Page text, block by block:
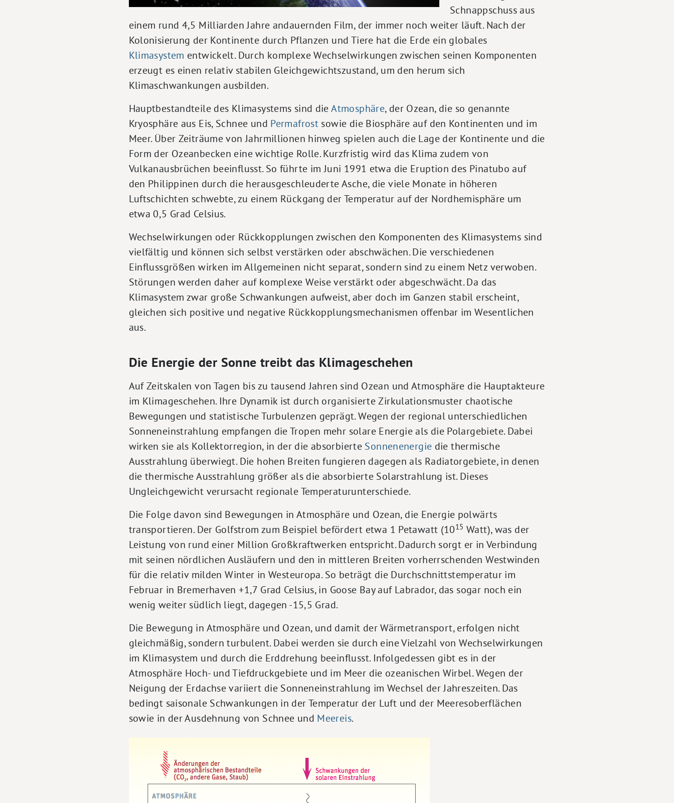
Schnappschuss aus
einem rund 4,5 Milliarden Jahre andauernden Film, der immer noch weiter läuft. Nach der
Kolonisierung der Kontinente durch Pflanzen und Tiere hat die Erde ein globales
Klimasystem entwickelt. Durch komplexe Wechselwirkungen zwischen seinen Komponenten
erzeugt es einen relativ stabilen Gleichgewichtszustand, um den herum sich
Klimaschwankungen ausbilden.
Hauptbestandteile des Klimasystems sind dieAtmosphäre, der Ozean, die so genannte
Kryosphäre aus Eis, Schnee und Permafrost sowie die Biosphäre auf den Kontinenten und im
Meer. Über Zeiträume von Jahrmillionen hinweg spielen auch die Lage der Kontinente und die
Form der Ozeanbecken eine wichtige Rolle. Kurzfristig wird das Klima zudem von
Vulkanausbrüchen beeinflusst. So führte im Juni 1991 etwa die Eruption des Pinatubo auf
den Philippinen durch die herausgeschleuderte Asche, die viele Monate in höheren
Luftschichten schwebte, zu einem Rückgang der Temperatur auf der Nordhemisphäre um
etwa 0,5 Grad Celsius.
Wechselwirkungen oder Rückkopplungen zwischen den Komponenten des Klimasystems sind
vielfältig und können sich selbst verstärken oder abschwächen. Die verschiedenen
Einflussgrößen wirken im Allgemeinen nicht separat, sondern sind zu einem Netz verwoben.
Störungen werden daher auf komplexe Weise verstärkt oder abgeschwächt. Da das
Klimasystem zwar große Schwankungen aufweist, aber doch im Ganzen stabil erscheint,
gleichen sich positive und negative Rückkopplungsmechanismen offenbar im Wesentlichen
aus.
Die Energie der Sonne treibt das Klimageschehen
Auf Zeitskalen von Tagen bis zu tausend Jahren sind Ozean und Atmosphäre die Hauptakteure
im Klimageschehen. Ihre Dynamik ist durch organisierte Zirkulationsmuster chaotische
Bewegungen und statistische Turbulenzen geprägt. Wegen der regional unterschiedlichen
Sonneneinstrahlung empfangen die Tropen mehr solare Energie als die Polargebiete. Dabei
wirken sie als Kollektorregion, in der die absorbierte Sonnenenergie die thermische
Ausstrahlung überwiegt. Die hohen Breiten fungieren dagegen als Radiatorgebiete, in denen
die thermische Ausstrahlung größer als die absorbierte Solarstrahlung ist. Dieses
Ungleichgewicht verursacht regionale Temperaturunterschiede.
Die Folge davon sind Bewegungen in Atmosphäre und Ozean, die Energie polwärts
transportieren. Der Golfstrom zum Beispiel befördert etwa 1 Petawatt (1015 Watt), was der
Leistung von rund einer Million Großkraftwerken entspricht. Dadurch sorgt er in Verbindung
mit seinen nördlichen Ausläufern und den in mittleren Breiten vorherrschenden Westwinden
für die relativ milden Winter in Westeuropa. So beträgt die Durchschnittstemperatur im
Februar in Bremerhaven +1,7 Grad Celsius, in Goose Bay auf Labrador, das sogar noch ein
wenig weiter südlich liegt, dagegen -15,5 Grad.
Die Bewegung in Atmosphäre und Ozean, und damit der Wärmetransport, erfolgen nicht
gleichmäßig, sondern turbulent. Dabei werden sie durch eine Vielzahl von Wechselwirkungen
im Klimasystem und durch die Erddrehung beeinflusst. Infolgedessen gibt es in der
Atmosphäre Hoch- und Tiefdruckgebiete und im Meer die ozeanischen Wirbel. Wegen der
Neigung der Erdachse variiert die Sonneneinstrahlung im Wechsel der Jahreszeiten. Das
bedingt saisonale Schwankungen in der Temperatur der Luft und der Meeresoberflächen
sowie in der Ausdehnung von Schnee und Meereis.